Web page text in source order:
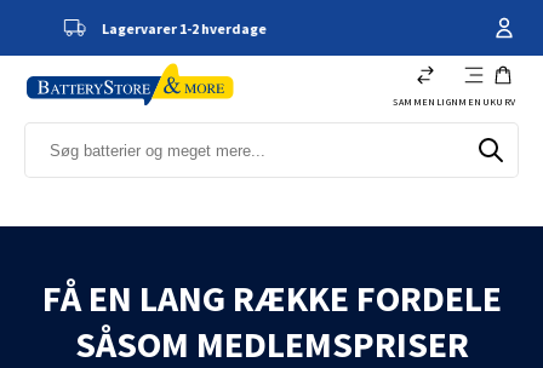
Kundeservice - 66 11 61
SAMMENLIGN MENU KURV
FÅ EN LANG RÆKKE FORDELE
SÅSOM MEDLEMSPRISER